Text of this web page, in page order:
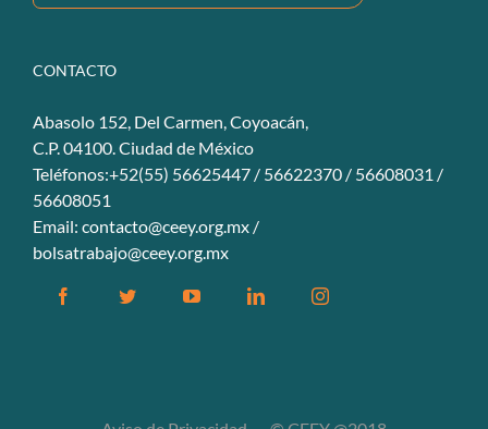
CONTACTO
Abasolo 152, Del Carmen, Coyoacán,
C.P. 04100. Ciudad de México
Teléfonos:+52(55) 56625447 / 56622370 / 56608031 /
56608051
Email: contacto@ceey.org.mx /
bolsatrabajo@ceey.org.mx
FacebookTwitter YouTubeLinkedinInstagram